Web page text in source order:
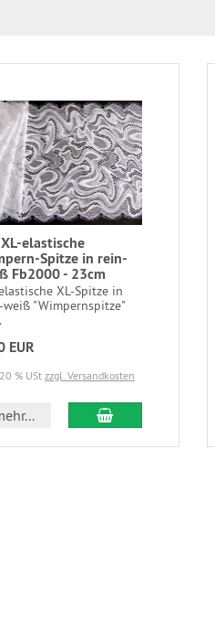
elastische
Spitze in rein-
Fb2000 - 23cm
XL-Spitze in
weiß "Wimpernspitze"
EUR
% UStzzgl. Versandkosten
In den Warenkorb